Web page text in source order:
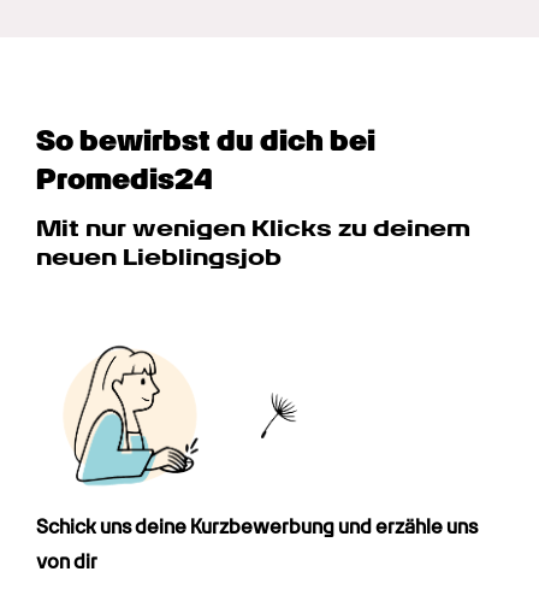
So bewirbst du dich bei
Promedis24
Mit nur wenigen Klicks zu deinem
neuen Lieblingsjob
Schick uns deine Kurz­bewerbung und erzähle uns
von dir